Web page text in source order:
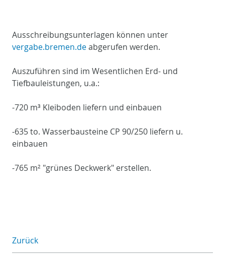
Ausschreibungsunterlagen können unter
vergabe.bremen.deabgerufen werden.
Auszuführen sind im Wesentlichen Erd- und
Tiefbauleistungen, u.a.:
-720 m³ Kleiboden liefern und einbauen
-635 to. Wasserbausteine CP 90/250 liefern u.
einbauen
-765 m² "grünes Deckwerk" erstellen.
Zurück